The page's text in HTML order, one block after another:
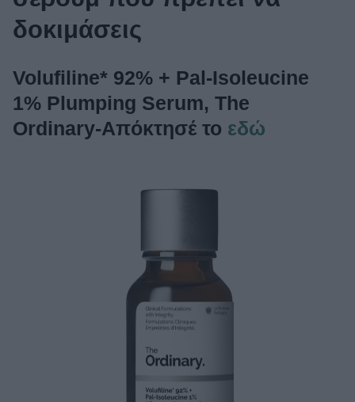
δοκιμάσεις
Volufiline* 92% + Pal-Isoleucine
1% Plumping Serum, The
Ordinary-Απόκτησέ το εδώ